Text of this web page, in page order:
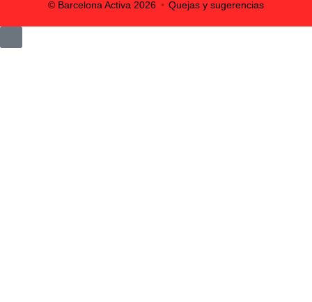
© Barcelona Activa 2026 Quejas y sugerencias